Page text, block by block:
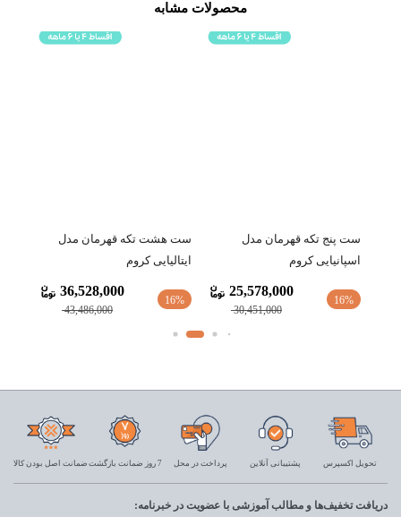
محصولات مشابه
ست پنج تکه قهرمان مدل
اسپانیایی کروم
16%
30,451,000
25,578,000
ست هشت تکه قهرمان مدل
ایتالیایی کروم
16%
43,486,000
36,528,000
تحویل اکسپرس پشتیبانی آنلاین پرداخت در محل 7 روز ضمانت بازگشت ضمانت اصل بودن کالا
دریافت تخفیف‌ها و مطالب آموزشی با عضویت در خبرنامه: